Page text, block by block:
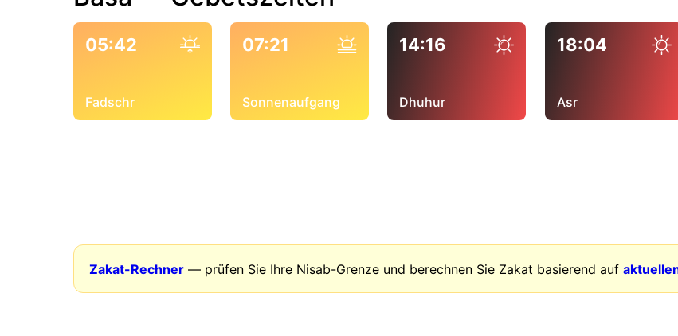
05:42
Fadschr
07:21
Sonnenaufgang
14:16
Dhuhur
18:04
Asr
Zakat-Rechner — prüfen Sie Ihre Nisab-Grenze und berechnen Sie Zakat basierend auf